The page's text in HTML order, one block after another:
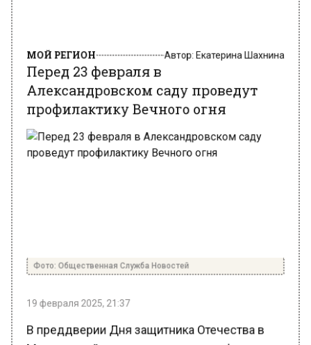
Перед 23 февраля в
Александровском саду проведут
профилактику Вечного огня
Москве пройдет традиционная профилактика